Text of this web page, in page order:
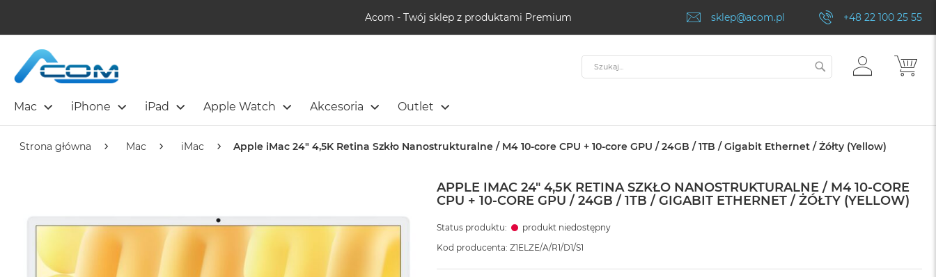
Acom - Twój sklep z produktami Premium sklep@acom.pl +48 22 100 25 55
Mac iPhone iPad Apple Watch Akcesoria Outlet
ZALOGUJ
SIĘ
Szukaj SZUKAJ
Strona główna Mac iMac Apple iMac 24" 4,5K Retina Szkło Nanostrukturalne / M4 10-core CPU + 10-core GPU / 24GB / 1TB / Gigabit Ethernet / Żółty (Yellow)
APPLE IMAC 24" 4,5K RETINA SZKŁO NANOSTRUKTURALNE / M4 10-CORE
CPU + 10-CORE GPU / 24GB / 1TB / GIGABIT ETHERNET / ŻÓŁTY (YELLOW)
Status produktu:
produkt niedostępny
Kod producenta: Z1ELZE/A/R1/D1/S1